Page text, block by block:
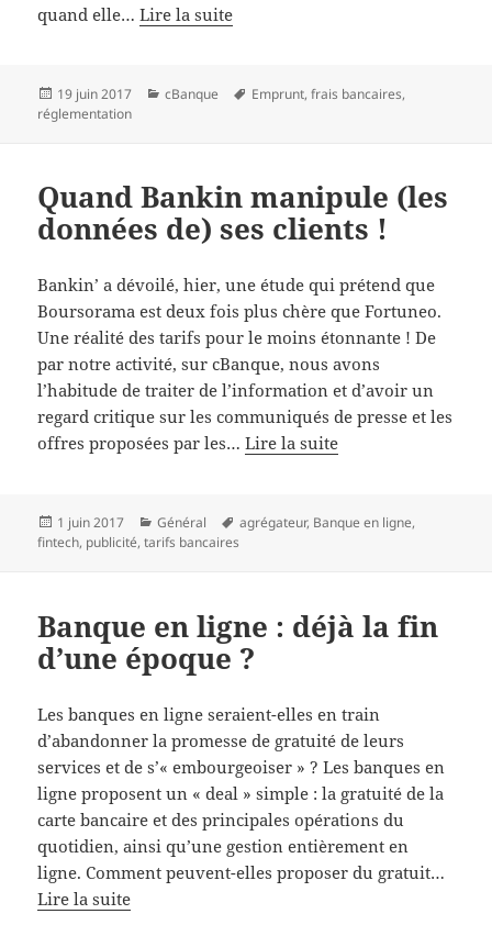
quand elle…Lire la suite
Publié
le
19 juin 2017 Catégories
cBanque
Mots-
Emprunt,frais bancaires,
réglementation
Quand Bankin manipule (les
données de) ses clients !
Bankin’ a dévoilé, hier, une étude qui prétend que
Boursorama est deux fois plus chère que Fortuneo.
Une réalité des tarifs pour le moins étonnante ! De
par notre activité, sur cBanque, nous avons
l’habitude de traiter de l’information et d’avoir un
regard critique sur les communiqués de presse et les
offres proposées par les…Lire la suite
Publié
le
1 juin 2017 Catégories
Général
Mots-
agrégateur, Banque en ligne,
fintech, publicité,tarifs bancaires
Banque en ligne : déjà la fin
d’une époque ?
Les banques en ligne seraient-elles en train
d’abandonner la promesse de gratuité de leurs
services et de s’« embourgeoiser » ? Les banques en
ligne proposent un « deal » simple : la gratuité de la
carte bancaire et des principales opérations du
quotidien, ainsi qu’une gestion entièrement en
ligne. Comment peuvent-elles proposer du gratuit…
Lire la suite